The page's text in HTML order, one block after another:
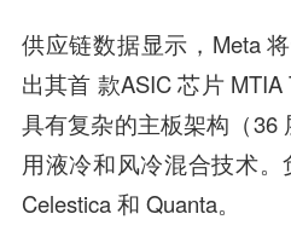
供应链数据显示，Meta
出其首 款ASIC 芯片 MTIA
具有复杂的主板架构（36
用液冷和风冷混合技术
Celestica 和 Quanta。